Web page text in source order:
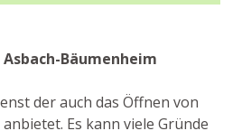
Bäumenheim
der auch das Öffnen von
Es kann viele Gründe